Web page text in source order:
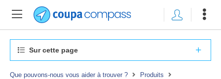
Sur cette page
Que pouvons-nous vous aider à trouver ?
Produits